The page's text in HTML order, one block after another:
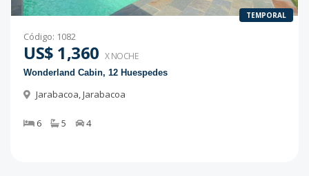
TEMPORAL
Código: 1082
US$ 1,360 X NOCHE
Wonderland Cabin, 12 Huespedes
Jarabacoa,Jarabacoa
6 5 4